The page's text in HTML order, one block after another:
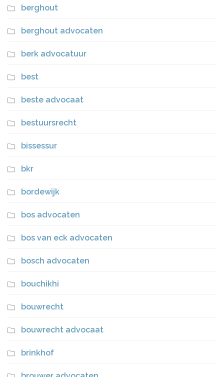
berghout
berghout advocaten
berk advocatuur
best
beste advocaat
bestuursrecht
bissessur
bkr
bordewijk
bos advocaten
bos van eck advocaten
bosch advocaten
bouchikhi
bouwrecht
bouwrecht advocaat
brinkhof